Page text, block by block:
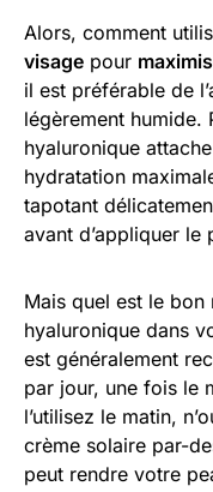
Alors, comment
visage pour
il est préférable de
légèrement humide.
hyaluronique
hydratation
tapotant
avant d’appliquer le
Mais quel est le bon
hyaluronique dans
est généralement
par jour, une fois le
l’utilisez le matin,
crème solaire par-
peut rendre votre